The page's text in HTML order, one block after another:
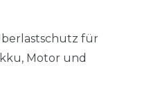
für
Motor und